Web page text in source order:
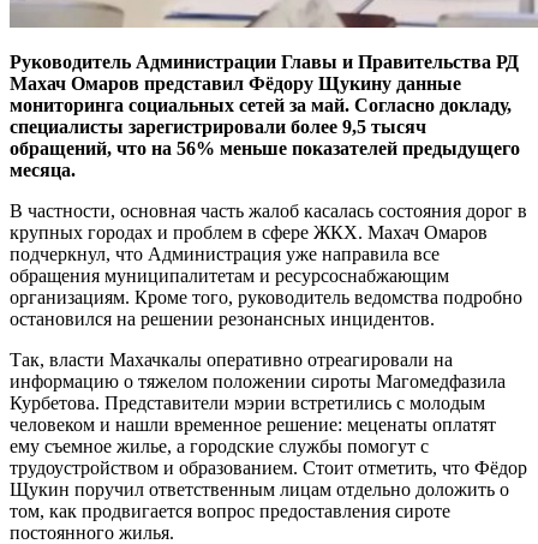
Руководитель Администрации Главы и Правительства РД
Махач Омаров представил Фёдору Щукину данные
мониторинга социальных сетей за май. Согласно докладу,
специалисты зарегистрировали более 9,5 тысяч
обращений, что на 56% меньше показателей предыдущего
месяца.
В частности, основная часть жалоб касалась состояния дорог в
крупных городах и проблем в сфере ЖКХ. Махач Омаров
подчеркнул, что Администрация уже направила все
обращения муниципалитетам и ресурсоснабжающим
организациям. Кроме того, руководитель ведомства подробно
остановился на решении резонансных инцидентов.
Так, власти Махачкалы оперативно отреагировали на
информацию о тяжелом положении сироты Магомедфазила
Курбетова. Представители мэрии встретились с молодым
человеком и нашли временное решение: меценаты оплатят
ему съемное жилье, а городские службы помогут с
трудоустройством и образованием. Стоит отметить, что Фёдор
Щукин поручил ответственным лицам отдельно доложить о
том, как продвигается вопрос предоставления сироте
постоянного жилья.